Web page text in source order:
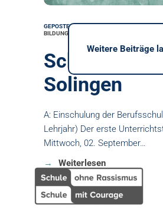
GEPOSTED AM: 12. JULI 2026,
BILDUNGSGÄNGEN
Schulstart
Solingen
A: Einschulung der
Lehrjahr) Der erste
Mittwoch, 02. September…
Weiterlesen
Weitere Beiträge